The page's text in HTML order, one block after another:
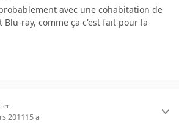
avec une cohabitation de
Blu-ray, comme ça c'est fait pour la
201115 a